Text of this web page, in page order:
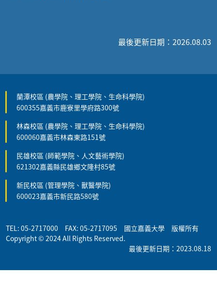
最後更新日期：2026.08.03
蘭潭校區 (農學院、理工學院、生命科學院)
600355嘉義市鹿寮里學府路300號
林森校區 (農學院、理工學院、生命科學院)
600060嘉義市林森東路151號
民雄校區 (師範學院、人文藝術學院)
621302嘉義縣民雄鄉文隆村85號
新民校區 (管理學院、獸醫學院)
600023嘉義市新民路580號
TEL: 05-2717000 FAX: 05-2717095 國立嘉義大學 版權所有
Copyright © 2024 All Rights Reserved.
最後更新日期：2023.08.18